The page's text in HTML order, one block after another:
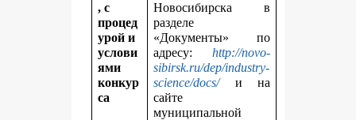
, с
процед
урой и
услови
ями
конкур
са
Новосибирска в
разделе
«Документы» по
адресу: http://novo-
sibirsk.ru/dep/industry-
science/docs/и на
сайте
муниципальной